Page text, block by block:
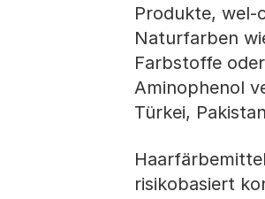
Produkte, wel-
Naturfarben
Farbstoffe
Aminophenol
Türkei,
risikobasiert